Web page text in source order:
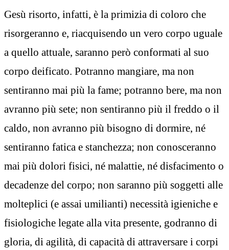
Gesù risorto, infatti, è la primizia di coloro che
risorgeranno e, riacquisendo un vero corpo uguale
a quello attuale, saranno però conformati al suo
corpo deificato. Potranno mangiare, ma non
sentiranno mai più la fame; potranno bere, ma non
avranno più sete; non sentiranno più il freddo o il
caldo, non avranno più bisogno di dormire, né
sentiranno fatica e stanchezza; non conosceranno
mai più dolori fisici, né malattie, né disfacimento o
decadenze del corpo; non saranno più soggetti alle
molteplici (e assai umilianti) necessità igieniche e
fisiologiche legate alla vita presente, godranno di
gloria, di agilità, di capacità di attraversare i corpi